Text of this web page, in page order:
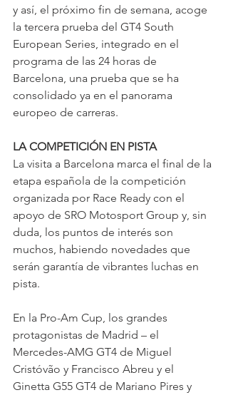
y así, el próximo fin de semana, acoge
la tercera prueba del GT4 South
European Series, integrado en el
programa de las 24 horas de
Barcelona, una prueba que se ha
consolidado ya en el panorama
europeo de carreras.
LA COMPETICIÓN EN PISTA
La visita a Barcelona marca el final de la
etapa española de la competición
organizada por Race Ready con el
apoyo de SRO Motosport Group y, sin
duda, los puntos de interés son
muchos, habiendo novedades que
serán garantía de vibrantes luchas en
pista.
En la Pro-Am Cup, los grandes
protagonistas de Madrid – el
Mercedes-AMG GT4 de Miguel
Cristóvão y Francisco Abreu y el
Ginetta G55 GT4 de Mariano Pires y